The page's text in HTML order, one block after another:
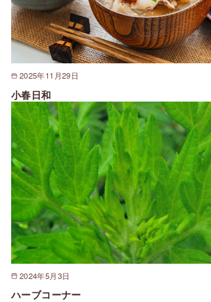
2025年11月29日
小春日和
2024年5月3日
ハーブコーナー